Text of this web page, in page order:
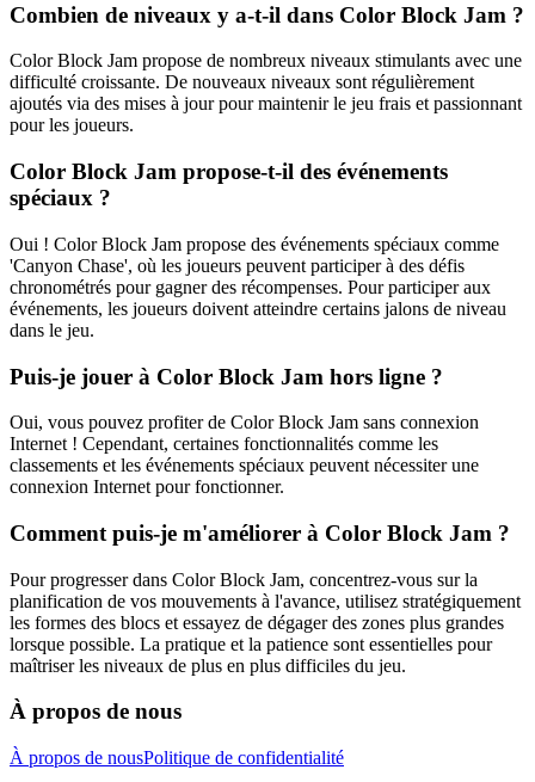
Combien de niveaux y a-t-il dans Color Block Jam ?
Color Block Jam propose de nombreux niveaux stimulants avec une
difficulté croissante. De nouveaux niveaux sont régulièrement
ajoutés via des mises à jour pour maintenir le jeu frais et passionnant
pour les joueurs.
Color Block Jam propose-t-il des événements
spéciaux ?
Oui ! Color Block Jam propose des événements spéciaux comme
'Canyon Chase', où les joueurs peuvent participer à des défis
chronométrés pour gagner des récompenses. Pour participer aux
événements, les joueurs doivent atteindre certains jalons de niveau
dans le jeu.
Puis-je jouer à Color Block Jam hors ligne ?
Oui, vous pouvez profiter de Color Block Jam sans connexion
Internet ! Cependant, certaines fonctionnalités comme les
classements et les événements spéciaux peuvent nécessiter une
connexion Internet pour fonctionner.
Comment puis-je m'améliorer à Color Block Jam ?
Pour progresser dans Color Block Jam, concentrez-vous sur la
planification de vos mouvements à l'avance, utilisez stratégiquement
les formes des blocs et essayez de dégager des zones plus grandes
lorsque possible. La pratique et la patience sont essentielles pour
maîtriser les niveaux de plus en plus difficiles du jeu.
À propos de nous
À propos de nousPolitique de confidentialité